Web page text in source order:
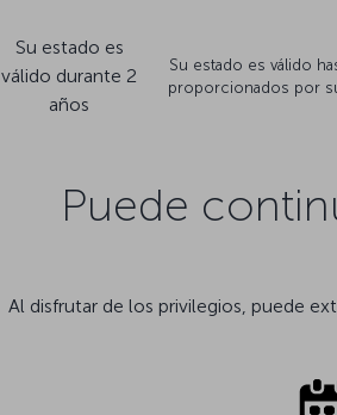
Su estado es
válido durante 2
años
Su estado es válido
proporcionados por
Puede
Al disfrutar de los privilegios, puede